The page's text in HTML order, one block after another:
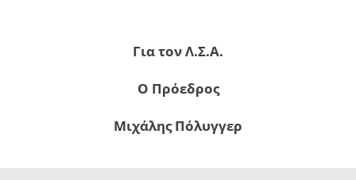
Για τον Λ.Σ.Α.
Ο Πρόεδρος
Μιχάλης Πόλυγγερ